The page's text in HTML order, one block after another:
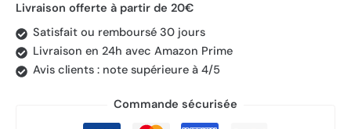
Livraison offerte à partir de 20€
Satisfait ou remboursé 30 jours
Livraison en 24h avec Amazon Prime
Avis clients : note supérieure à 4/5
Commande sécurisée